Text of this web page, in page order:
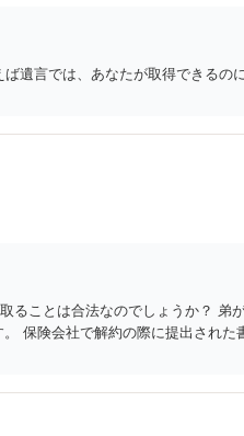
遺言では、あなたが取得できるの
ることは合法なのでしょうか？ 弟
保険会社で解約の際に提出され